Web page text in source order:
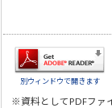
別ウィンドウで開きます
※資料としてPDFファ